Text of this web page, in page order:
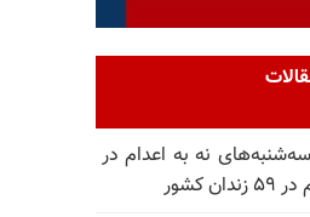
سه‌شنبه‌های نه به اعدام در
کشور